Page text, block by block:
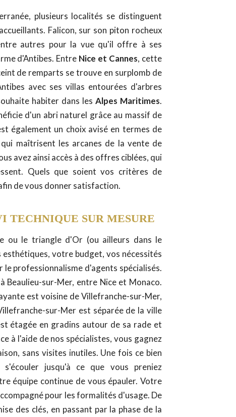
plusieurs localités se distinguent
Falicon, sur son piton rocheux
autres pour la vue qu'il offre à ses
d'Antibes. Entre Nice et Cannes, cette
de remparts se trouve en surplomb de
avec ses villas entourées d'arbres
habiter dans les Alpes Maritimes.
d'un abri naturel grâce au massif de
également un choix avisé en termes de
maîtrisent les arcanes de la vente de
avez ainsi accès à des offres ciblées, qui
Quels que soient vos critères de
de vous donner satisfaction.
TECHNIQUE SUR MESURE
ou le triangle d'Or (ou ailleurs dans le
votre budget, vos nécessités
professionnalisme d'agents spécialisés.
Beaulieu-sur-Mer, entre Nice et Monaco.
est voisine de Villefranche-sur-Mer,
sur-Mer est séparée de la ville
étagée en gradins autour de sa rade et
à l'aide de nos spécialistes, vous gagnez
sans visites inutiles. Une fois ce bien
jusqu'à ce que vous preniez
équipe continue de vous épauler. Votre
pour les formalités d'usage. De
des clés, en passant par la phase de la